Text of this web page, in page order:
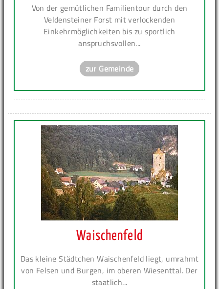
Von der gemütlichen Familientour durch den
Veldensteiner Forst mit verlockenden
Einkehrmöglichkeiten bis zu sportlich
anspruchsvollen...
zur Gemeinde
Waischenfeld
Das kleine Städtchen Waischenfeld liegt, umrahmt
von Felsen und Burgen, im oberen Wiesenttal. Der
staatlich...